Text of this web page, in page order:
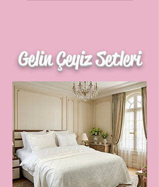
Gelin Çeyiz Setleri